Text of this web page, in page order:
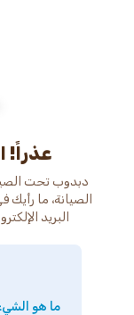
عذراً!
دبدوب تحت
الصيانة، ما
البريد
ما هو